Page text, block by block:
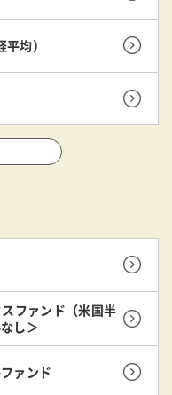
均）
ファンド（米国半
し＞
ァンド